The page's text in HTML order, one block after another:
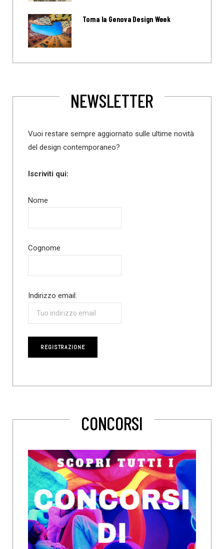
Torna la Genova Design Week
NEWSLETTER
Vuoi restare sempre aggiornato sulle ultime novità
del design contemporaneo?
Iscriviti qui:
Nome
Cognome
Indirizzo email:
CONCORSI